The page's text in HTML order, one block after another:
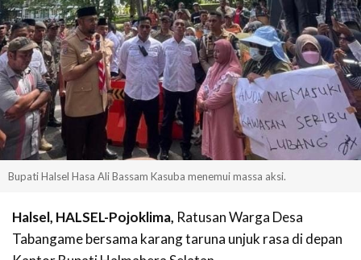
Bupati Halsel Hasa Ali Bassam Kasuba menemui massa aksi.
Halsel, HALSEL-Pojoklima, Ratusan Warga Desa
Tabangame bersama karang taruna unjuk rasa di depan